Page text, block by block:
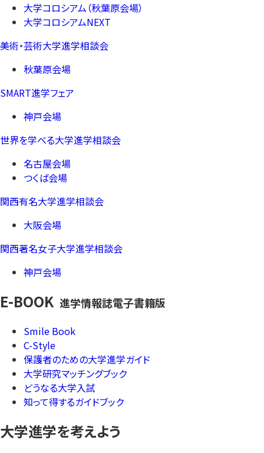
大学コロシアム（秋葉原会場）
大学コロシアムNEXT
美術・芸術大学進学相談会
秋葉原会場
SMART進学フェア
神戸会場
世界を学べる大学進学相談会
名古屋会場
つくば会場
関西有名大学進学相談会
大阪会場
関西著名女子大学進学相談会
神戸会場
E-BOOK 進学情報誌電子書籍版
Smile Book
C-Style
保護者のための大学進学ガイド
大学研究マッチングブック
どうなる大学入試
知って得するガイドブック
大学進学を考えよう